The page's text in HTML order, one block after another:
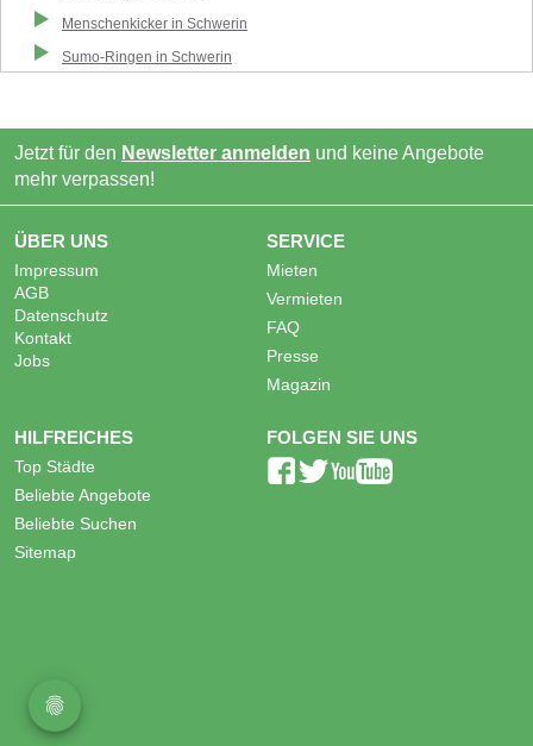
Menschenkicker in Schwerin
Sumo-Ringen in Schwerin
Jetzt für den Newsletter anmelden und keine Angebote
mehr verpassen!
ÜBER UNS
Impressum
AGB
Datenschutz
Kontakt
Jobs
SERVICE
Mieten
Vermieten
FAQ
Presse
Magazin
HILFREICHES
Top Städte
Beliebte Angebote
Beliebte Suchen
Sitemap
FOLGEN SIE UNS